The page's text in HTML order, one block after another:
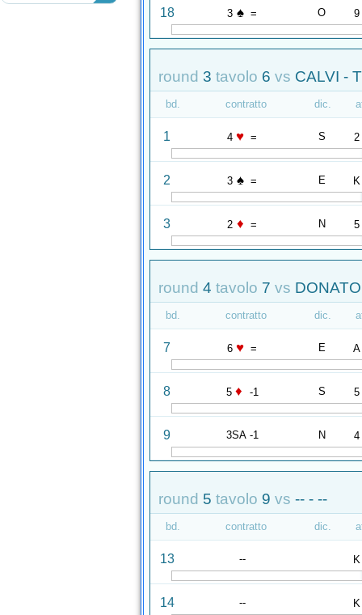
18 3 ♠ = O 9
round 3 tavolo 6 vs CALVI -
bd. contratto dic.
1 4 ♥ = S 2
2 3 ♠ = E K
3 2 ♦ = N 5
round 4 tavolo 7 vs
bd. contratto dic.
7 6 ♥ = E A
8 5 ♦ -1 S 5
9 3SA -1 N 4
round 5 tavolo 9 vs -- - --
bd. contratto dic.
13 -- K
14 -- K